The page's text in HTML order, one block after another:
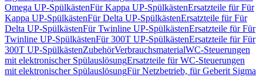
Omega UP-SpülkästenFür Kappa UP-SpülkästenErsatzteile für Für
Kappa UP-SpülkästenFür Delta UP-SpülkästenErsatzteile für Für
Delta UP-SpülkästenFür Twinline UP-SpülkästenErsatzteile für Für
Twinline UP-SpülkästenFür 300T UP-SpülkästenErsatzteile für Für
300T UP-SpülkästenZubehörVerbrauchsmaterialWC-Steuerungen
mit elektronischer SpülauslösungErsatzteile für WC-Steuerungen
mit elektronischer SpülauslösungFür Netzbetrieb, für Geberit Sigma